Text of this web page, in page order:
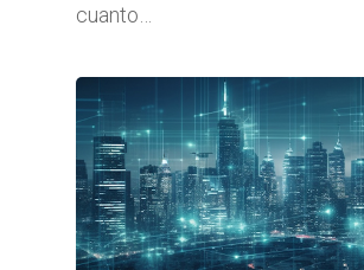
cuanto…